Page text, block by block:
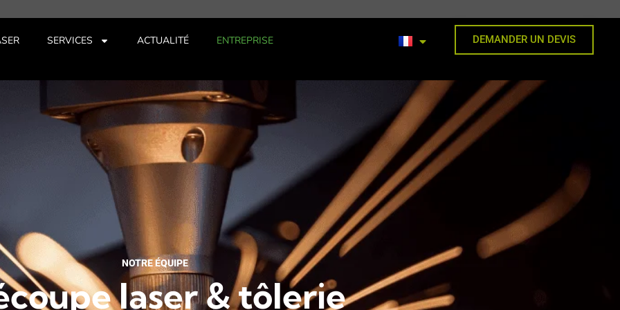
SERVICES ACTUALITÉ ENTREPRISE DEMANDER UN DEVIS
NOTRE ÉQUIPE
laser & tôlerie